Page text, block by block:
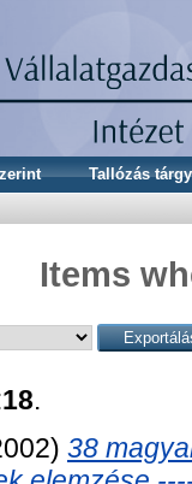
Tallózás
Items
18.
38